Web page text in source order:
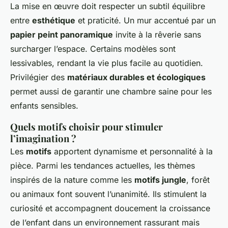
La mise en œuvre doit respecter un subtil équilibre
entre esthétique et praticité. Un mur accentué par un
papier peint panoramique invite à la rêverie sans
surcharger l’espace. Certains modèles sont
lessivables, rendant la vie plus facile au quotidien.
Privilégier des matériaux durables et écologiques
permet aussi de garantir une chambre saine pour les
enfants sensibles.
Quels motifs choisir pour stimuler
l’imagination ?
Les motifs apportent dynamisme et personnalité à la
pièce. Parmi les tendances actuelles, les thèmes
inspirés de la nature comme les motifs jungle, forêt
ou animaux font souvent l’unanimité. Ils stimulent la
curiosité et accompagnent doucement la croissance
de l’enfant dans un environnement rassurant mais